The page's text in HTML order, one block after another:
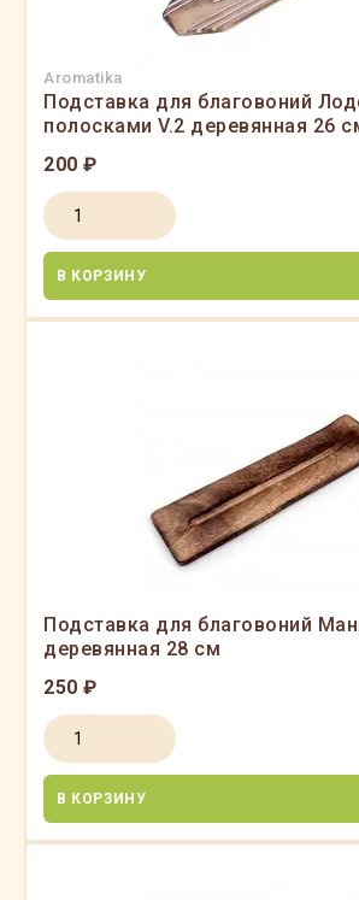
Aromatika
Подставка для благовоний
полосками V.2 деревянная 26
200 ₽
В КОРЗИНУ
Подставка для благовоний
деревянная 28 см
250 ₽
В КОРЗИНУ